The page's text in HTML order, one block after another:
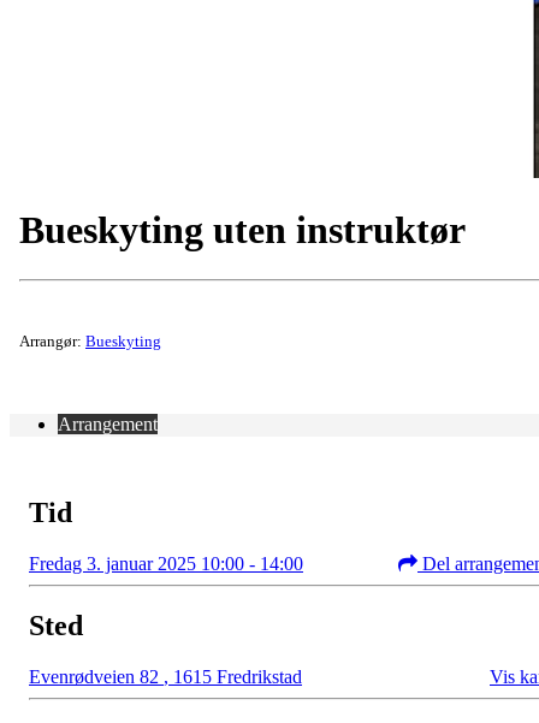
Bueskyting uten instruktør
Arrangør: Bueskyting
Arrangement
Tid
Fredag 3. januar 2025 10:00 - 14:00 Del
Sted
Evenrødveien 82 , 1615 Fredrikstad Vis